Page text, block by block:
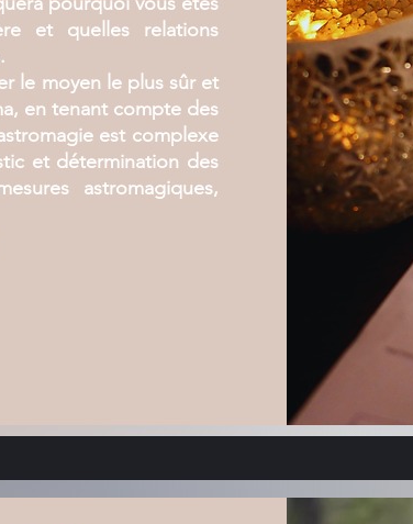
et quelles relations
le moyen le plus sûr et
en tenant compte des
est complexe
et détermination des
astromagiques,